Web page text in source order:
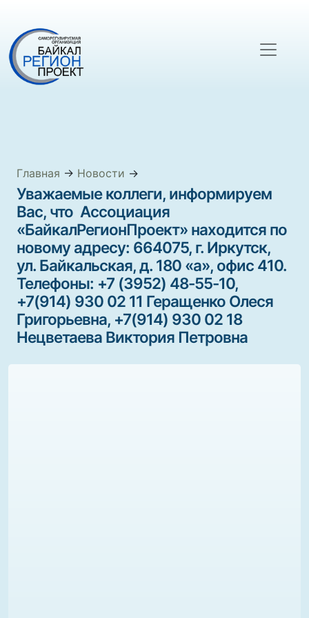
Главная → Новости →
Уважаемые коллеги, информируем
Вас, что Ассоциация
«БайкалРегионПроект» находится по
новому адресу: 664075, г. Иркутск,
ул. Байкальская, д. 180 «а», офис 410.
Телефоны: +7 (3952) 48-55-10,
+7(914) 930 02 11 Геращенко Олеся
Григорьевна, +7(914) 930 02 18
Нецветаева Виктория Петровна